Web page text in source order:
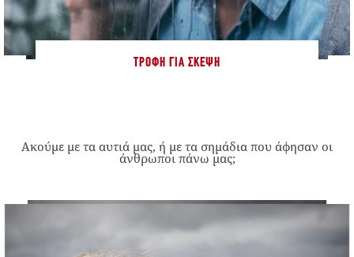
ΤΡΟΦΉ ΓΙΑ ΣΚΈΨΗ
Ακούμε με τα αυτιά μας, ή με τα σημάδια που άφησαν οι
άνθρωποι πάνω μας;